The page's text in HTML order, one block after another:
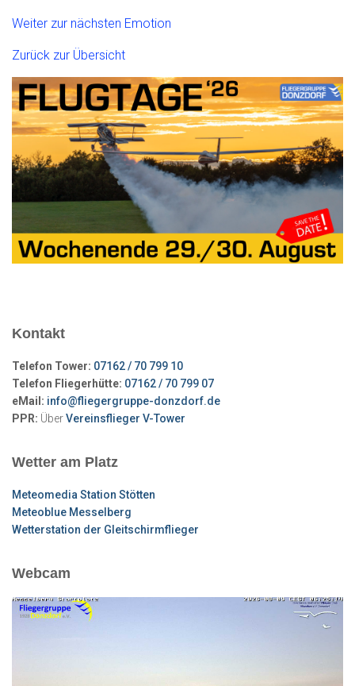
Weiter zur nächsten Emotion
Zurück zur Übersicht
Kontakt
Telefon Tower: 07162 / 70 799 10
Telefon Fliegerhütte: 07162 / 70 799 07
eMail: info@fliegergruppe-donzdorf.de
PPR: ÜberVereinsflieger V-Tower
Wetter am Platz
Meteomedia Station Stötten
Meteoblue Messelberg
Wetterstation der Gleitschirmflieger
Webcam